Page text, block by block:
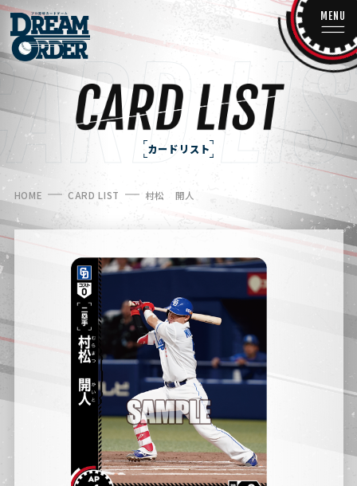
MENU
カードリスト
HOME CARD LIST 村松 開人